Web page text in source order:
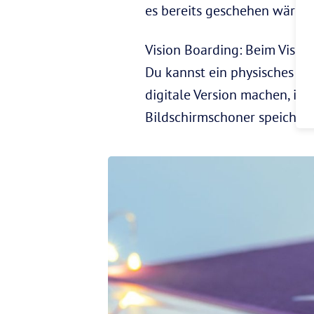
es bereits geschehen
Vision Boarding: Beim
Du kannst ein physisches
digitale Version machen,
Bildschirmschoner